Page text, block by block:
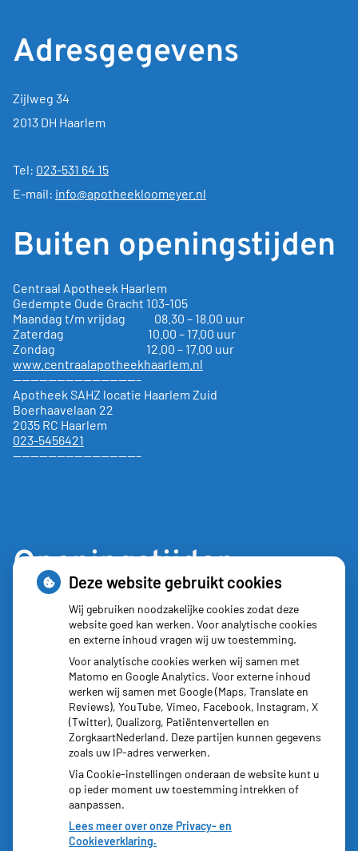
Adresgegevens
Zijlweg 34
2013 DH Haarlem
Tel: 023-531 64 15
E-mail: info@apotheekloomeyer.nl
Buiten openingstijden
Centraal Apotheek Haarlem
Gedempte Oude Gracht 103-105
Maandag t/m vrijdag 08.30 – 18.00 uur
Zaterdag 10.00 – 17.00 uur
Zondag 12.00 – 17.00 uur
www.centraalapotheekhaarlem.nl
——————————————–
Apotheek SAHZ locatie Haarlem Zuid
Boerhaavelaan 22
2035 RC Haarlem
023-5456421
——————————————–
Openingstijden
8:30 - 17:30
8:30 - 17:30
Woensdag:
8:30 - 17:30
Donderdag:
8:30 - 17:30
8:30 - 17:30
Deze website gebruikt cookies
Wij gebruiken noodzakelijke cookies zodat deze
website goed kan werken. Voor analytische cookies
en externe inhoud vragen wij uw toestemming.
Voor analytische cookies werken wij samen met
Matomo en Google Analytics. Voor externe inhoud
werken wij samen met Google (Maps, Translate en
Reviews), YouTube, Vimeo, Facebook, Instagram, X
(Twitter), Qualizorg, Patiëntenvertellen en
ZorgkaartNederland. Deze partijen kunnen gegevens
zoals uw IP-adres verwerken.
Via Cookie-instellingen onderaan de website kunt u
op ieder moment uw toestemming intrekken of
aanpassen.
Lees meer over onze Privacy- en
Cookieverklaring.